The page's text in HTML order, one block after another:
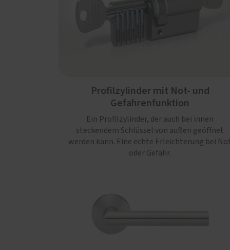
Profilzylinder mit Not- und
Gefahrenfunktion
Ein Profilzylinder, der auch bei innen
steckendem Schlüssel von außen geöffnet
werden kann. Eine echte Erleichterung bei
oder Gefahr.